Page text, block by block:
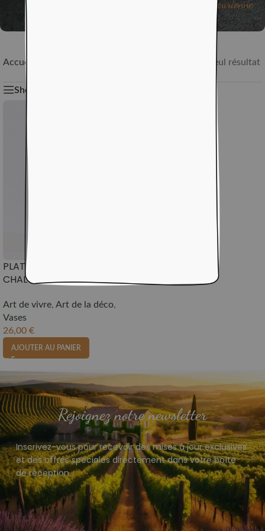
L'épicurienne
Accueil Voici le seul résultat
Show sidebar
PLATES ET CULOTEES VASE
CHALOUPE COUPE BISEAU
Art de vivre, Art de la déco,
Vases
26,00 €
AJOUTER AU PANIER
Rejoignez notre newsletter
Inscrivez-vous pour recevoir des mises à jour exclusives
et des offres spéciales directement dans votre boîte
de réception.